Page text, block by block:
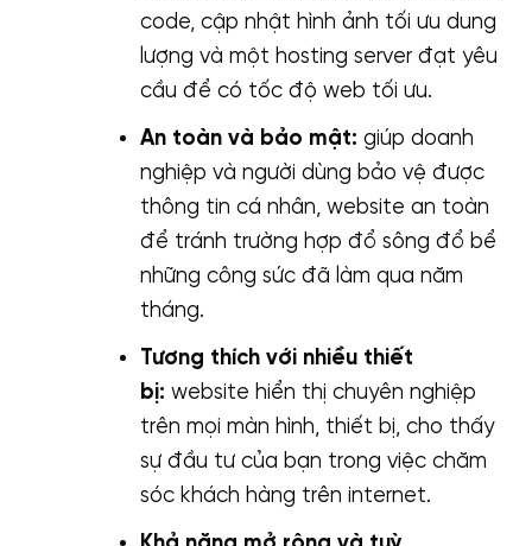
code, cập nhật hình ảnh tối ưu dung
lượng và một hosting server đạt yêu
cầu để có tốc độ web tối ưu.
An toàn và bảo mật: giúp doanh
nghiệp và người dùng bảo vệ được
thông tin cá nhân, website an toàn
để tránh trường hợp đổ sông đổ bể
những công sức đã làm qua năm
tháng.
Tương thích với nhiều thiết
bị: website hiển thị chuyên nghiệp
trên mọi màn hình, thiết bị, cho thấy
sự đầu tư của bạn trong việc chăm
sóc khách hàng trên internet.